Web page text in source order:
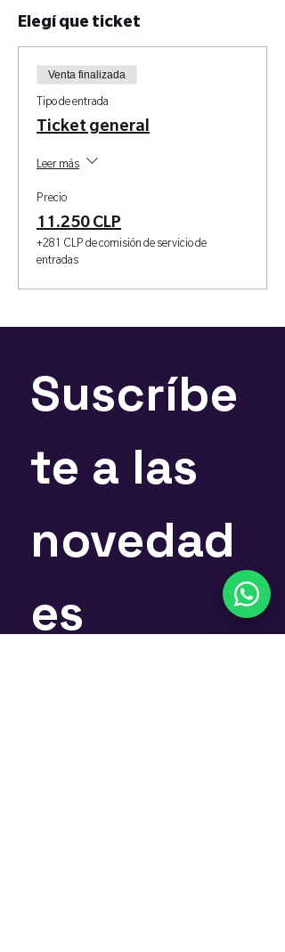
Elegí que ticket
Venta finalizada
Tipo de entrada
Ticket general
Leer más
Precio
11.250 CLP
+281 CLP de comisión de servicio de
entradas
Suscríbe
te a las
novedad
es